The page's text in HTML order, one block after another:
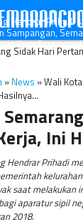
Hendrar Prihadi
Sampangan,
Kota Semarang)
» News » Wali
Ini
Hendrar Prihadi
saat melakukan
aparatur sipil
2018.